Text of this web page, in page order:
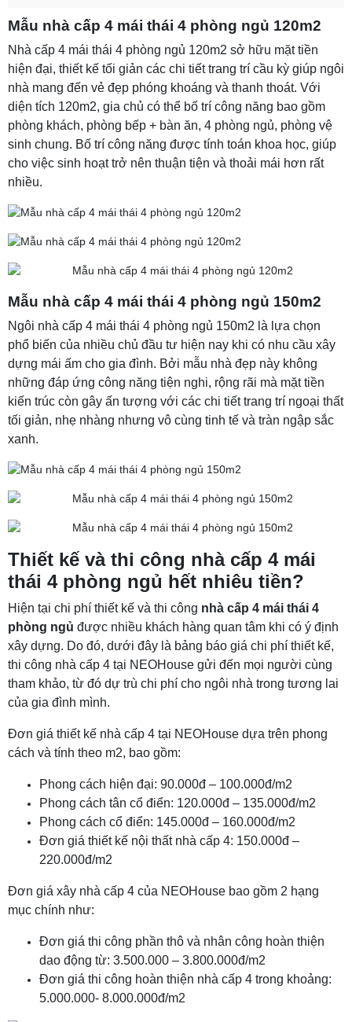
Mẫu nhà cấp 4 mái thái 4 phòng ngủ 120m2
Nhà cấp 4 mái thái 4 phòng ngủ 120m2 sở hữu mặt tiền
hiện đại, thiết kế tối giản các chi tiết trang trí cầu kỳ giúp ngôi
nhà mang đến vẻ đẹp phóng khoáng và thanh thoát. Với
diện tích 120m2, gia chủ có thể bố trí công năng bao gồm
phòng khách, phòng bếp + bàn ăn, 4 phòng ngủ, phòng vệ
sinh chung. Bố trí công năng được tính toán khoa học, giúp
cho việc sinh hoạt trở nên thuận tiện và thoải mái hơn rất
nhiều.
Mẫu nhà cấp 4 mái thái 4 phòng ngủ 150m2
Ngôi nhà cấp 4 mái thái 4 phòng ngủ 150m2 là lựa chọn
phổ biến của nhiều chủ đầu tư hiện nay khi có nhu cầu xây
dựng mái ấm cho gia đình. Bởi mẫu nhà đẹp này không
những đáp ứng công năng tiện nghi, rộng rãi mà mặt tiền
kiến trúc còn gây ấn tượng với các chi tiết trang trí ngoại thất
tối giản, nhẹ nhàng nhưng vô cùng tinh tế và tràn ngập sắc
xanh.
Thiết kế và thi công nhà cấp 4 mái
thái 4 phòng ngủ hết nhiêu tiền?
Hiện tại chi phí thiết kế và thi công nhà cấp 4 mái thái 4
phòng ngủ được nhiều khách hàng quan tâm khi có ý định
xây dựng. Do đó, dưới đây là bảng báo giá chi phí thiết kế,
thi công nhà cấp 4 tại NEOHouse gửi đến mọi người cùng
tham khảo, từ đó dự trù chi phí cho ngôi nhà trong tương lai
của gia đình mình.
Đơn giá thiết kế nhà cấp 4 tại NEOHouse dựa trên phong
cách và tính theo m2, bao gồm:
Phong cách hiện đại: 90.000đ – 100.000đ/m2
Phong cách tân cổ điển: 120.000đ – 135.000đ/m2
Phong cách cổ điển: 145.000đ – 160.000đ/m2
Đơn giá thiết kế nội thất nhà cấp 4: 150.000đ –
220.000đ/m2
Đơn giá xây nhà cấp 4 của NEOHouse bao gồm 2 hạng
mục chính như:
Đơn giá thi công phần thô và nhân công hoàn thiện
dao động từ: 3.500.000 – 3.800.000đ/m2
Đơn giá thi công hoàn thiện nhà cấp 4 trong khoảng:
5.000.000- 8.000.000đ/m2